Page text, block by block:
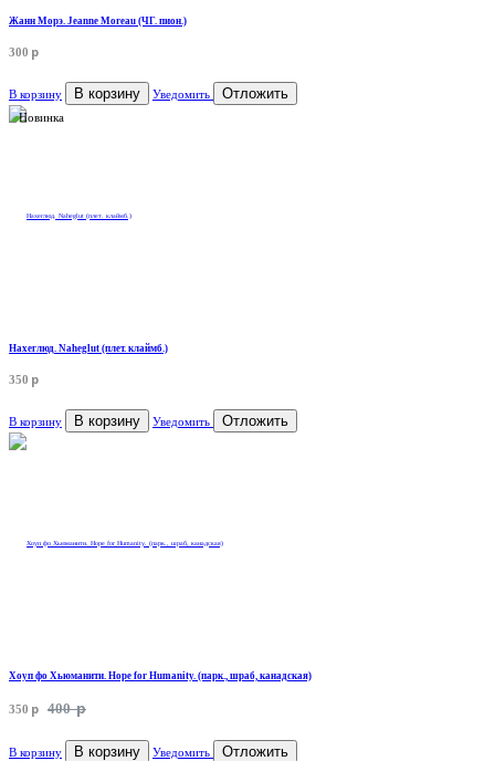
Жанн Морэ. Jeanne Moreau (ЧГ. пион.)
300 p
В корзину В корзину Уведомить Отложить
Новинка
Нахеглюд. Naheglut (плет. клаймб.)
350 p
В корзину В корзину Уведомить Отложить
Хоуп фо Хьюманити. Hope for Humanity. (парк., шраб, канадская)
350 p 400 p
В корзину В корзину Уведомить Отложить